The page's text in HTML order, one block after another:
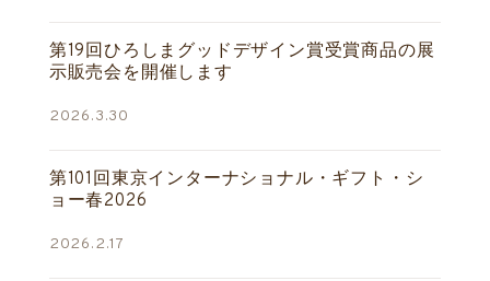
第19回ひろしまグッドデザイン賞受賞商品の展
示販売会を開催します
2026.3.30
第101回東京インターナショナル・ギフト・シ
ョー春2026
2026.2.17